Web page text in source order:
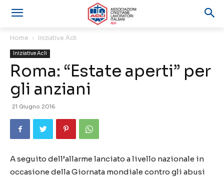
Home Iniziative Acli
Iniziative Acli
Roma: “Estate aperti” per
gli anziani
21 Giugno 2016
A seguito dell’allarme lanciato a livello nazionale in
occasione della Giornata mondiale contro gli abusi